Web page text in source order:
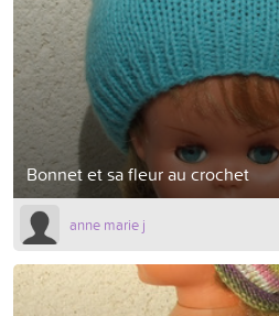
Bonnet et sa fleur au crochet
anne marie j